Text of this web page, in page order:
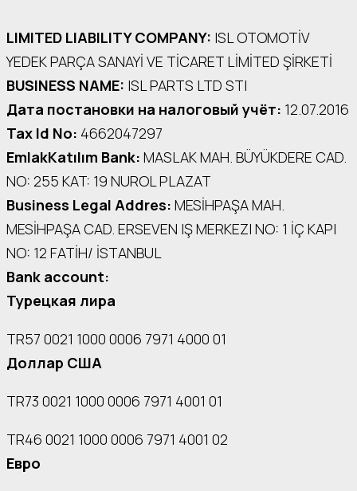
LIMITED LIABILITY COMPANY: ISL OTOMOTİV
YEDEK PARÇA SANAYİ VE TİCARET LİMİTED ŞİRKETİ
BUSINESS NAME: ISL PARTS LTD STI
Дата постановки на налоговый учёт: 12.07.2016
Tax Id No: 4662047297
EmlakKatılım Bank: MASLAK MAH. BÜYÜKDERE CAD.
NO: 255 KAT: 19 NUROL PLAZAT
Business Legal Addres: MESİHPAŞA МАН.
MESİHPAŞA CAD. ERSEVEN IŞ MERKEZI NO: 1 İÇ КАРI
NO: 12 FATİH/ İSTANBUL
Bank account:
Турецкая лира
TR57 0021 1000 0006 7971 4000 01
Доллар США
TR73 0021 1000 0006 7971 4001 01
TR46 0021 1000 0006 7971 4001 02
Евро